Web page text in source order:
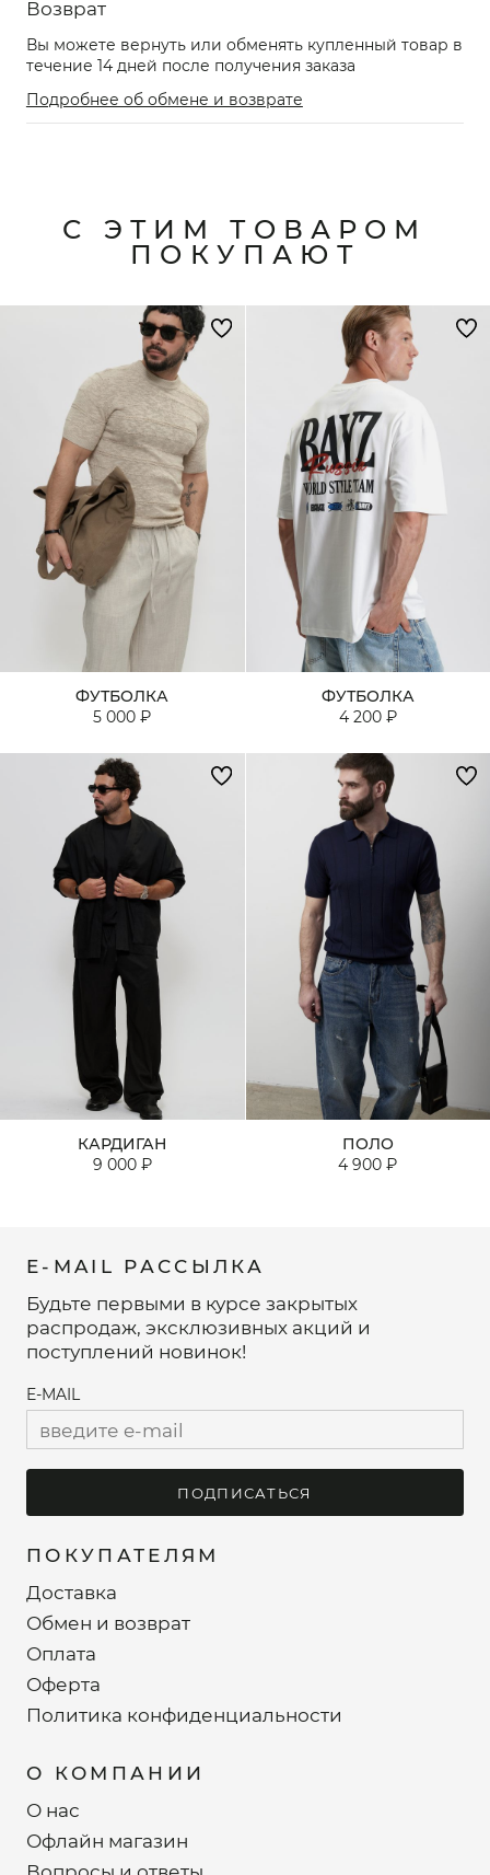
Возврат
Вы можете вернуть или обменять купленный товар в
течение 14 дней после получения заказа
Подробнее об обмене и возврате
С ЭТИМ ТОВАРОМ
ПОКУПАЮТ
ФУТБОЛКА
5 000 ₽
ФУТБОЛКА
4 200 ₽
КАРДИГАН
9 000 ₽
ПОЛО
4 900 ₽
ПОКУПАТЕЛЯМ
Доставка
Обмен и возврат
Оплата
Оферта
Политика конфиденциальности
О КОМПАНИИ
О нас
Офлайн магазин
E-MAIL РАССЫЛКА
Будьте первыми в курсе закрытых
распродаж, эксклюзивных акций и
поступлений новинок!
E-MAIL
ПОДПИСАТЬСЯ